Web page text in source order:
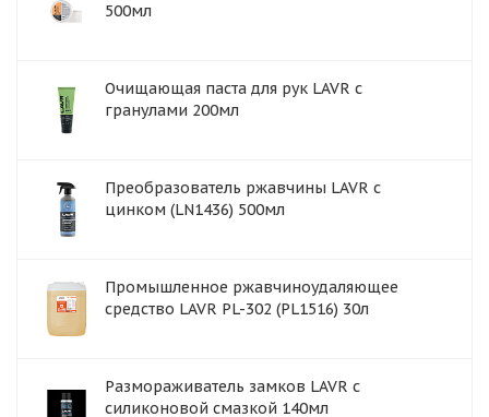
500мл
Очищающая паста для рук LAVR с
гранулами 200мл
Преобразователь ржавчины LAVR с
цинком (LN1436) 500мл
Промышленное ржавчиноудаляющее
средство LAVR PL-302 (PL1516) 30л
Размораживатель замков LAVR с
силиконовой смазкой 140мл